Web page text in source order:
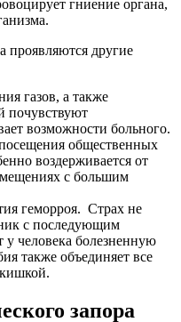
гниение органа,
проявляются другие
газов, а также
почувствуют
возможности больного.
посещения общественных
воздерживается от
с большим
геморроя. Страх не
с последующим
у человека болезненную
также объединяет все
запора